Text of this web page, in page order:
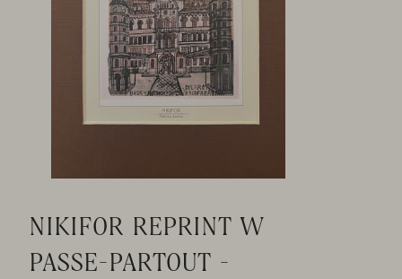
NIKIFOR REPRINT W
PASSE-PARTOUT -